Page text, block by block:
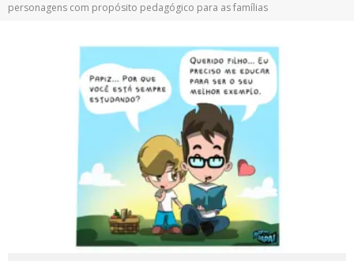
personagens com propósito pedagógico para as famílias